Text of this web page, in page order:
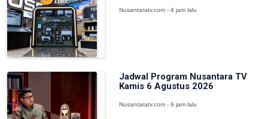
Nusantaratv.com - 4 jam lalu
Jadwal Program Nusantara TV
Kamis 6 Agustus 2026
Nusantaratv.com - 8 jam lalu